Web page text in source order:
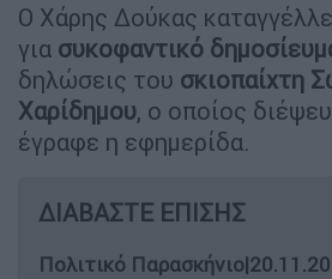
Ο Χάρης Δούκας
για συκοφαντικό
δηλώσεις του σκιοπαίχτη
Χαρίδημου, ο οποίος
έγραφε η εφημερίδα.
ΔΙΑΒΑΣΤΕ ΕΠΙΣΗΣ
Πολιτικό Παρασκήνιο|